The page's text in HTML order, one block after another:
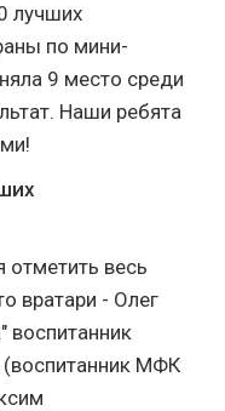
лучших
по мини-
9 место среди
Наши ребята
отметить весь
вратари - Олег
воспитанник
МФК